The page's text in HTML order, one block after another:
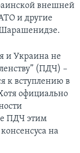
внешней
и другие
Шарашенидзе.
и Украина не
(ПДЧ) –
к вступлению в
официально
ПДЧ этим
на